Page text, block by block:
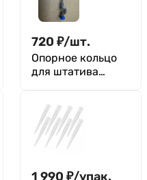
720 ₽/шт.
Опорное кольцо
для штатива
1 990 ₽/упак.